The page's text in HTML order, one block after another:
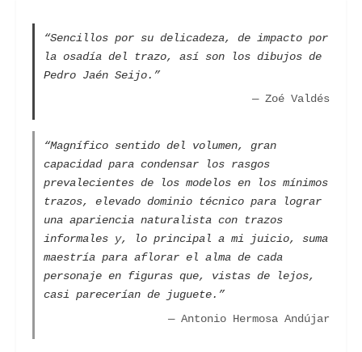
“Sencillos por su delicadeza, de impacto por
la osadía del trazo, así son los dibujos de
Pedro Jaén Seijo.”
— Zoé Valdés
“Magnífico sentido del volumen, gran
capacidad para condensar los rasgos
prevalecientes de los modelos en los mínimos
trazos, elevado dominio técnico para lograr
una apariencia naturalista con trazos
informales y, lo principal a mi juicio, suma
maestría para aflorar el alma de cada
personaje en figuras que, vistas de lejos,
casi parecerían de juguete.”
— Antonio Hermosa Andújar